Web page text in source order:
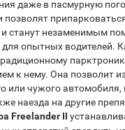
даже в пасмурную
и станут незаменимым
опытных водителей.
к нему. Она позволит
или чужого автомобиля,
наезда на другие
Freelander II